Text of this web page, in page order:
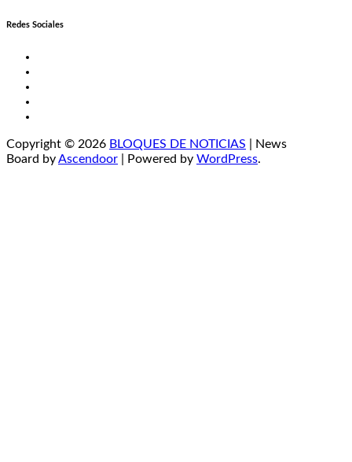
Redes Sociales
Copyright © 2026 BLOQUES DE NOTICIAS | News
Board byAscendoor | Powered by WordPress.